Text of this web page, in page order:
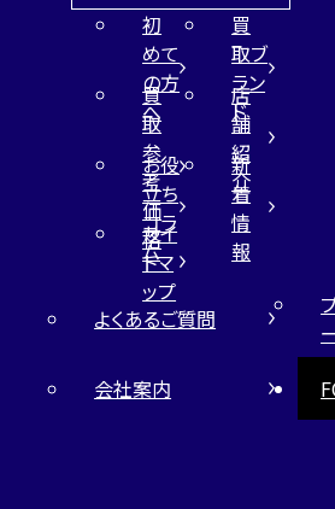
初
めて
の方
へ
買
取ブ
ラン
ド
買
取
参
考
価
格
店
舗
紹
介
お役
立ち
コラ
ム
新
着
情
報
サイ
トマ
ップ
よくあるご質問
会社案内